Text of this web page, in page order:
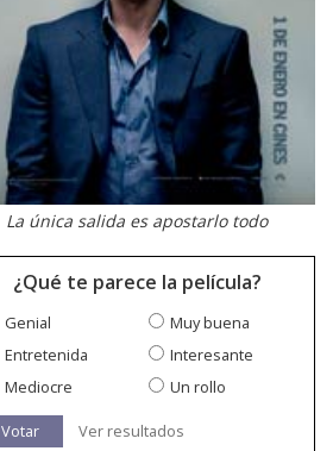
La única salida es apostarlo todo
¿Qué te parece la película?
Genial
Muy buena
Entretenida
Interesante
Mediocre
Un rollo
Votar Ver resultados